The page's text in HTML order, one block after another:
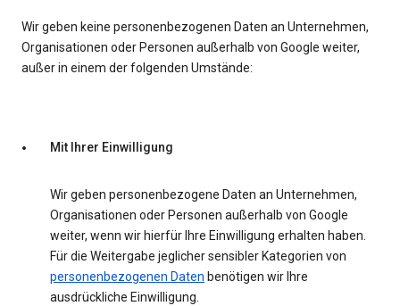
Wir geben keine personenbezogenen Daten an Unternehmen,
Organisationen oder Personen außerhalb von Google weiter,
außer in einem der folgenden Umstände:
Mit Ihrer Einwilligung
Wir geben personenbezogene Daten an Unternehmen,
Organisationen oder Personen außerhalb von Google
weiter, wenn wir hierfür Ihre Einwilligung erhalten haben.
Für die Weitergabe jeglicher sensibler Kategorien von
personenbezogenen Daten benötigen wir Ihre
ausdrückliche Einwilligung.